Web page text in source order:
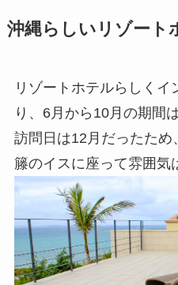
沖縄らしいリゾート
リゾートホテルらしく
り、6月から10月の期間
訪問日は12月だったため
籐のイスに座って雰囲気